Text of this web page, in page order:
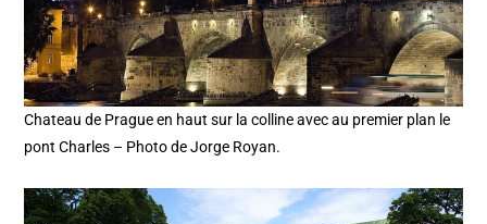
Chateau de Prague en haut sur la colline avec au premier plan le
pont Charles – Photo de Jorge Royan.